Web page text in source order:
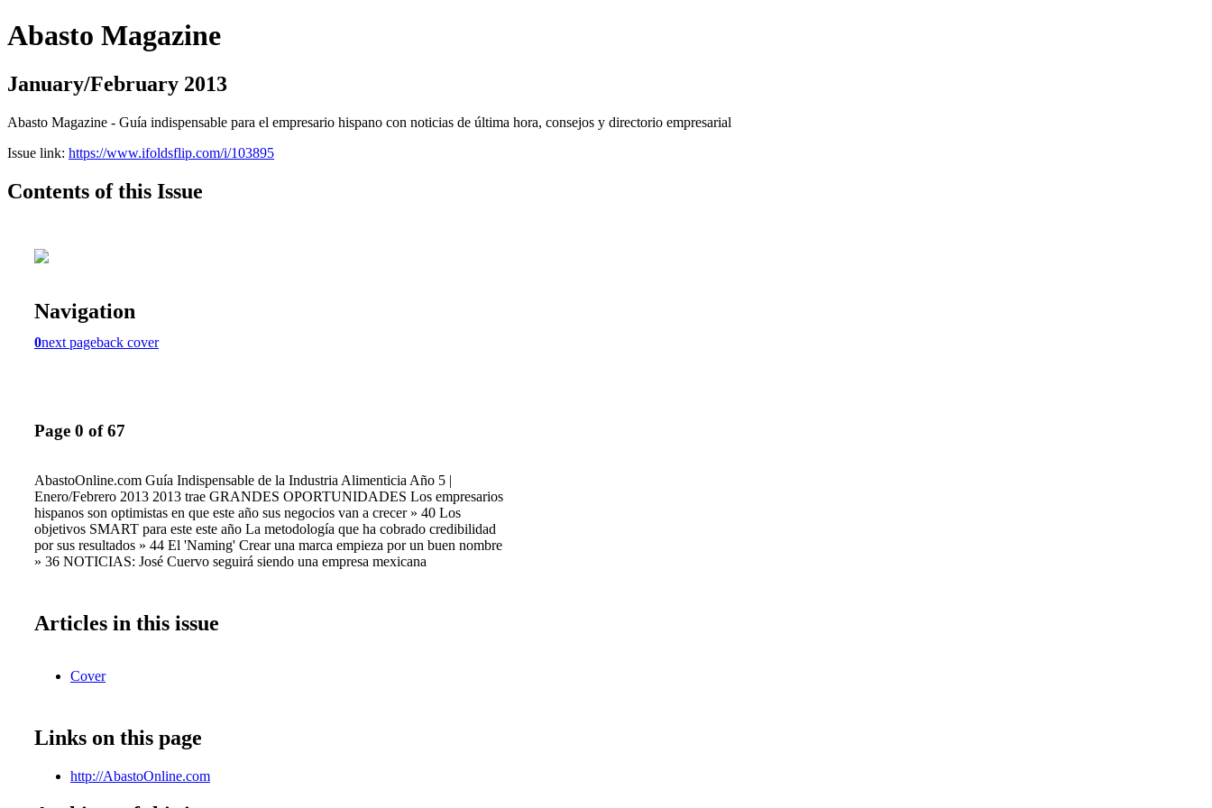
Abasto Magazine
January/February 2013
Abasto Magazine - Guía indispensable para el empresario hispano con noticias de última hora, consejos y directorio empresarial
Issue link: https://www.ifoldsflip.com/i/103895
Contents of this Issue
Navigation
0next pageback cover
Page 0 of 67
AbastoOnline.com Guía Indispensable de la Industria Alimenticia Año 5 |
Enero/Febrero 2013 2013 trae GRANDES OPORTUNIDADES Los empresarios
hispanos son optimistas en que este año sus negocios van a crecer » 40 Los
objetivos SMART para este este año La metodología que ha cobrado credibilidad
por sus resultados » 44 El 'Naming' Crear una marca empieza por un buen nombre
» 36 NOTICIAS: José Cuervo seguirá siendo una empresa mexicana
Articles in this issue
Cover
Links on this page
http://AbastoOnline.com